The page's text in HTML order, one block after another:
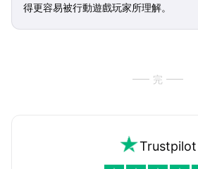
得更容易被行動遊戲玩家所理解。
完
Trustpilot